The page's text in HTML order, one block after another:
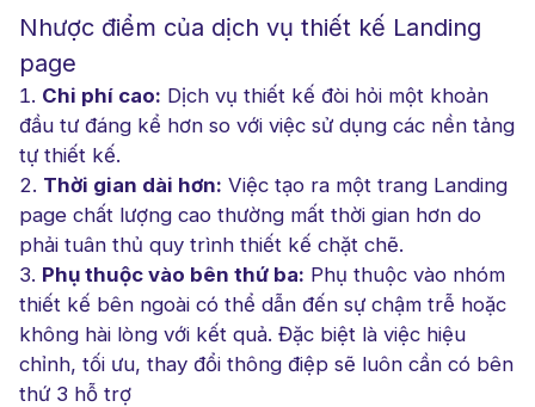
Nhược điểm của dịch vụ thiết kế Landing
page
Chi phí cao: Dịch vụ thiết kế đòi hỏi một khoản
đầu tư đáng kể hơn so với việc sử dụng các nền tảng
tự thiết kế.
Thời gian dài hơn: Việc tạo ra một trang Landing
page chất lượng cao thường mất thời gian hơn do
phải tuân thủ quy trình thiết kế chặt chẽ.
Phụ thuộc vào bên thứ ba: Phụ thuộc vào nhóm
thiết kế bên ngoài có thể dẫn đến sự chậm trễ hoặc
không hài lòng với kết quả. Đặc biệt là việc hiệu
chỉnh, tối ưu, thay đổi thông điệp sẽ luôn cần có bên
thứ 3 hỗ trợ